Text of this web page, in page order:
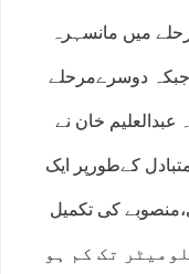
میں مانسہرہ
دوسرےمرحلے
خان نے
کےطورپر ایک
کی تکمیل
قراقرم کاسفرتقریبا 120کلومیٹر تک کم ہو